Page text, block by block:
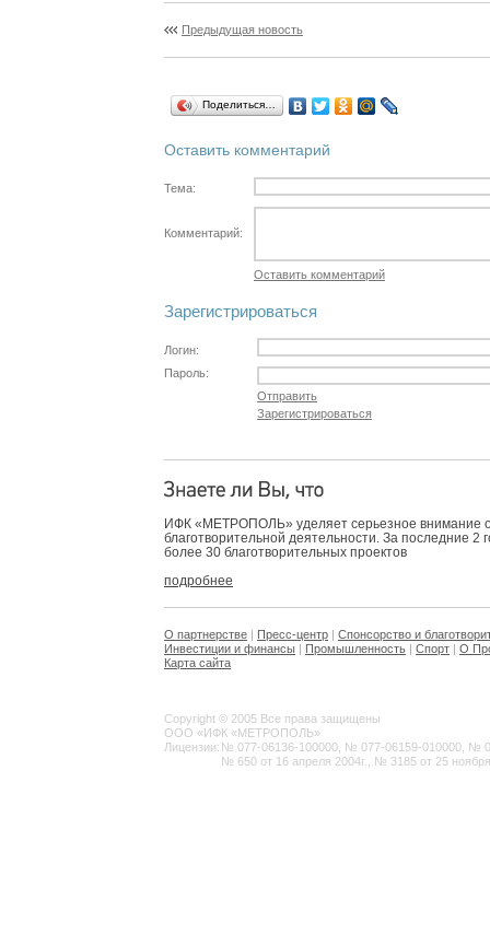
Предыдущая новость
Поделиться…
Оставить комментарий
Тема:
Комментарий:
Оставить комментарий
Зарегистрироваться
Логин:
Пароль:
Отправить
Зарегистрироваться
ИФК «МЕТРОПОЛЬ» уделяет серьезное внимание
благотворительной деятельности. За последние 2
более 30 благотворительных проектов
подробнее
О партнерстве | Пресс-центр | Спонсорство и
Инвестиции и финансы | Промышленность | Спорт | О
Карта сайта
Copyright © 2005 Все права защищены
ООО «ИФК «МЕТРОПОЛЬ»
Лицензии: № 077-06136-100000, № 077-06159-010000, №
№ 650 от 16 апреля 2004г., № 3185 от 25